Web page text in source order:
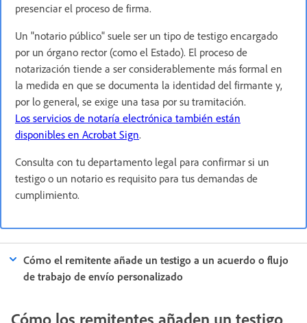
presenciar el proceso de firma.
Un "notario público" suele ser un tipo de testigo encargado
por un órgano rector (como el Estado). El proceso de
notarización tiende a ser considerablemente más formal en
la medida en que se documenta la identidad del firmante y,
por lo general, se exige una tasa por su tramitación.
Los servicios de notaría electrónica también están
disponibles en Acrobat Sign.
Consulta con tu departamento legal para confirmar si un
testigo o un notario es requisito para tus demandas de
cumplimiento.
Cómo el remitente añade un testigo a un acuerdo o flujo
de trabajo de envío personalizado
Cómo los remitentes añaden un testigo